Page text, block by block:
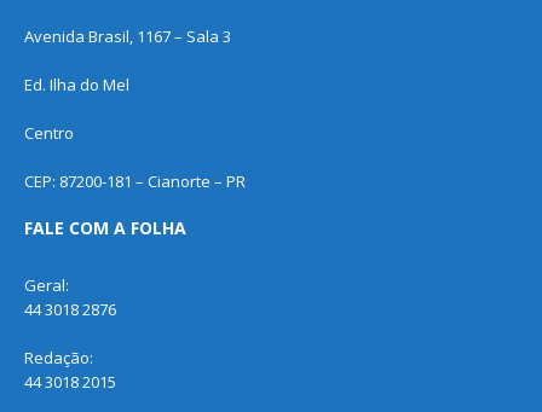
Avenida Brasil, 1167 – Sala 3
Ed. Ilha do Mel
Centro
CEP: 87200-181 – Cianorte – PR
FALE COM A FOLHA
Geral:
44 3018 2876
Redação:
44 3018 2015